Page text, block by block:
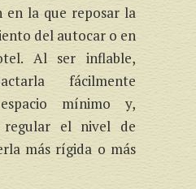
en la que reposar la
del autocar o en
Al ser inflable,
fácilmente
mínimo y,
regular el nivel de
más rígida o más